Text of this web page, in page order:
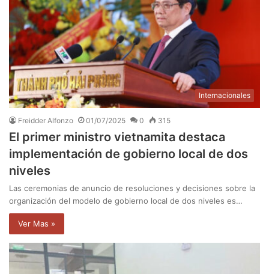
Internacionales
Freidder Alfonzo 01/07/2025 0 315
El primer ministro vietnamita destaca
implementación de gobierno local de dos
niveles
Las ceremonias de anuncio de resoluciones y decisiones sobre la
organización del modelo de gobierno local de dos niveles es…
Ver Mas »